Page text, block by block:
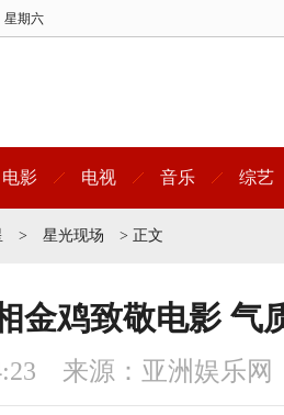
星期六
电影 电视 音乐 综艺
> 星光现场 > 正文
金鸡致敬电影 气
来源：亚洲娱乐网